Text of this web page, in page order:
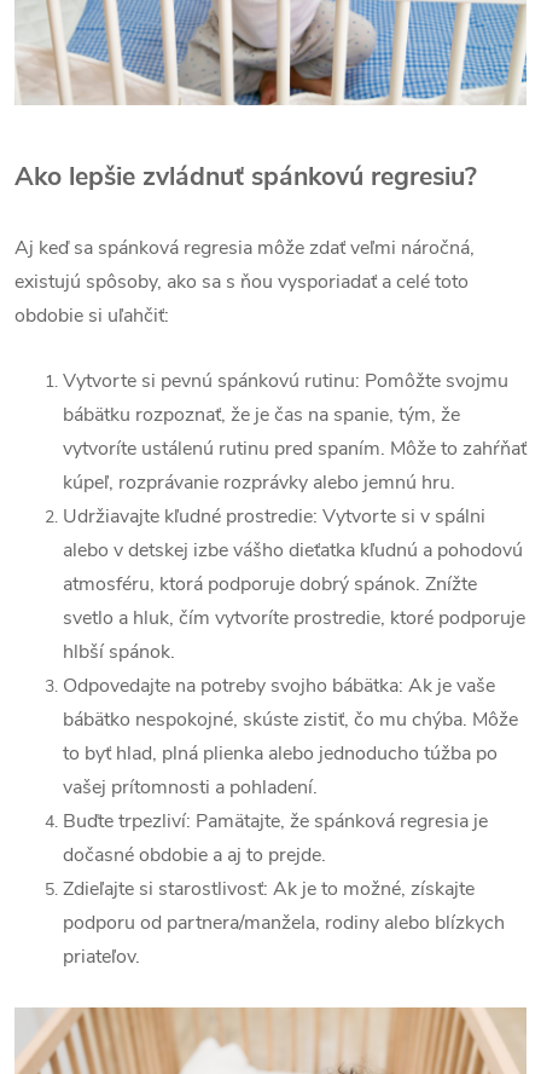
Ako lepšie zvládnuť spánkovú regresiu?
Aj keď sa spánková regresia môže zdať veľmi náročná,
existujú spôsoby, ako sa s ňou vysporiadať a celé toto
obdobie si uľahčiť:
Vytvorte si pevnú spánkovú rutinu: Pomôžte svojmu
bábätku rozpoznať, že je čas na spanie, tým, že
vytvoríte ustálenú rutinu pred spaním. Môže to zahŕňať
kúpeľ, rozprávanie rozprávky alebo jemnú hru.
Udržiavajte kľudné prostredie: Vytvorte si v spálni
alebo v detskej izbe vášho dieťatka kľudnú a pohodovú
atmosféru, ktorá podporuje dobrý spánok. Znížte
svetlo a hluk, čím vytvoríte prostredie, ktoré podporuje
hlbší spánok.
Odpovedajte na potreby svojho bábätka: Ak je vaše
bábätko nespokojné, skúste zistiť, čo mu chýba. Môže
to byť hlad, plná plienka alebo jednoducho túžba po
vašej prítomnosti a pohladení.
Buďte trpezliví: Pamätajte, že spánková regresia je
dočasné obdobie a aj to prejde.
Zdieľajte si starostlivosť: Ak je to možné, získajte
podporu od partnera/manžela, rodiny alebo blízkych
priateľov.